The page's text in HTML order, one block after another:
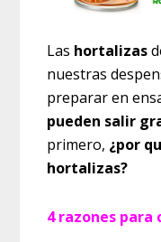
Las hortalizas
nuestras
preparar en
pueden salir
primero, ¿por
hortalizas?
4 razones